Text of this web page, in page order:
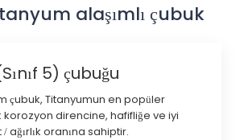
alaşımlı çubuk
5) çubuğu
çubuk, Titanyumun en popüler
korozyon direncine, hafifliğe ve iyi
ağırlık oranına sahiptir.